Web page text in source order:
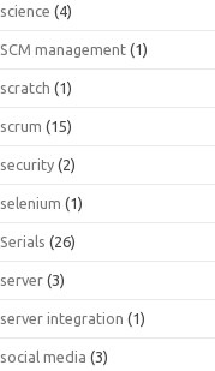
science (4)
SCM management (1)
scratch (1)
scrum (15)
security (2)
selenium (1)
Serials (26)
server (3)
server integration (1)
social media (3)